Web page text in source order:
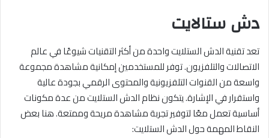
دش ستالايت
تعد تقنية الدش الستلايت واحدة من أكثر التقنيات شيوعًا في عالم
الاتصالات والتلفزيون. توفر للمستخدمين إمكانية مشاهدة مجموعة
واسعة من القنوات التلفزيونية والمحتوى الرقمي بجودة عالية
واستقرار في الإشارة. يتكون نظام الدش الستلايت من عدة مكونات
أساسية تعمل معًا لتوفير تجربة مشاهدة مريحة وممتعة. هنا بعض
النقاط المهمة حول الدش الستلايت: